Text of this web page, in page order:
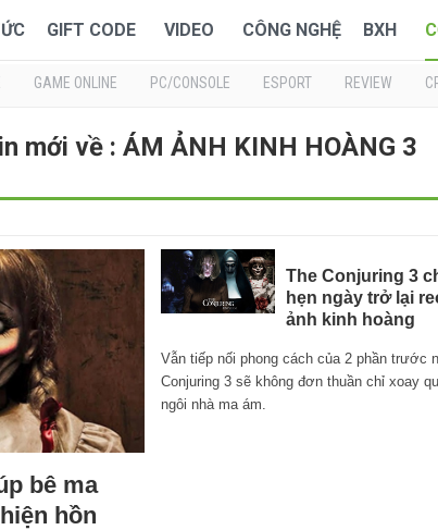
GIFT CODE VIDEO CÔNG NGHỆ BXH
GAME ONLINE PC/CONSOLE ESPORT REVIEW
mới về : ÁM ẢNH KINH HOÀNG 3
bê ma
hồn
The Conjuring 3
hẹn ngày trở lại
ảnh kinh hoàng
Vẫn tiếp nối phong cách của 2 phần trước
Conjuring 3 sẽ không đơn thuần chỉ xoay
ngôi nhà ma ám.